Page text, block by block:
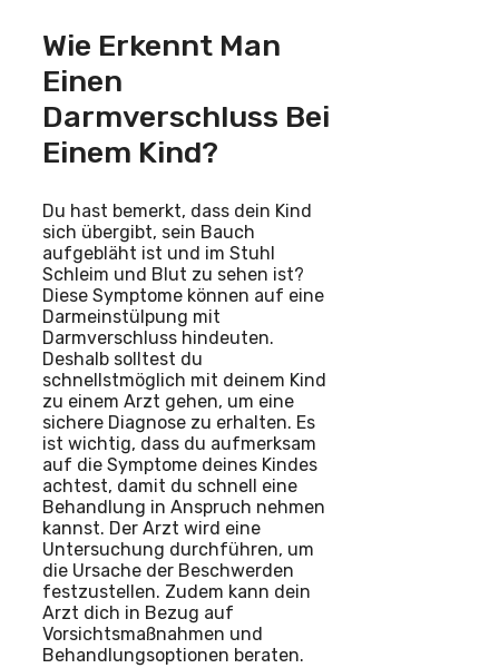
Wie Erkennt Man
Einen
Darmverschluss Bei
Einem Kind?
Du hast bemerkt, dass dein Kind
sich übergibt, sein Bauch
aufgebläht ist und im Stuhl
Schleim und Blut zu sehen ist?
Diese Symptome können auf eine
Darmeinstülpung mit
Darmverschluss hindeuten.
Deshalb solltest du
schnellstmöglich mit deinem Kind
zu einem Arzt gehen, um eine
sichere Diagnose zu erhalten. Es
ist wichtig, dass du aufmerksam
auf die Symptome deines Kindes
achtest, damit du schnell eine
Behandlung in Anspruch nehmen
kannst. Der Arzt wird eine
Untersuchung durchführen, um
die Ursache der Beschwerden
festzustellen. Zudem kann dein
Arzt dich in Bezug auf
Vorsichtsmaßnahmen und
Behandlungsoptionen beraten.